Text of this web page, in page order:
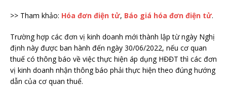
>> Tham khảo: Hóa đơn điện tử, Báo giá hóa đơn điện tử.
Trường hợp các đơn vị kinh doanh mới thành lập từ ngày Nghị
định này được ban hành đến ngày 30/06/2022, nếu cơ quan
thuế có thông báo về việc thực hiện áp dụng HĐĐT thì các đơn
vị kinh doanh nhận thông báo phải thực hiện theo đúng hướng
dẫn của cơ quan thuế.